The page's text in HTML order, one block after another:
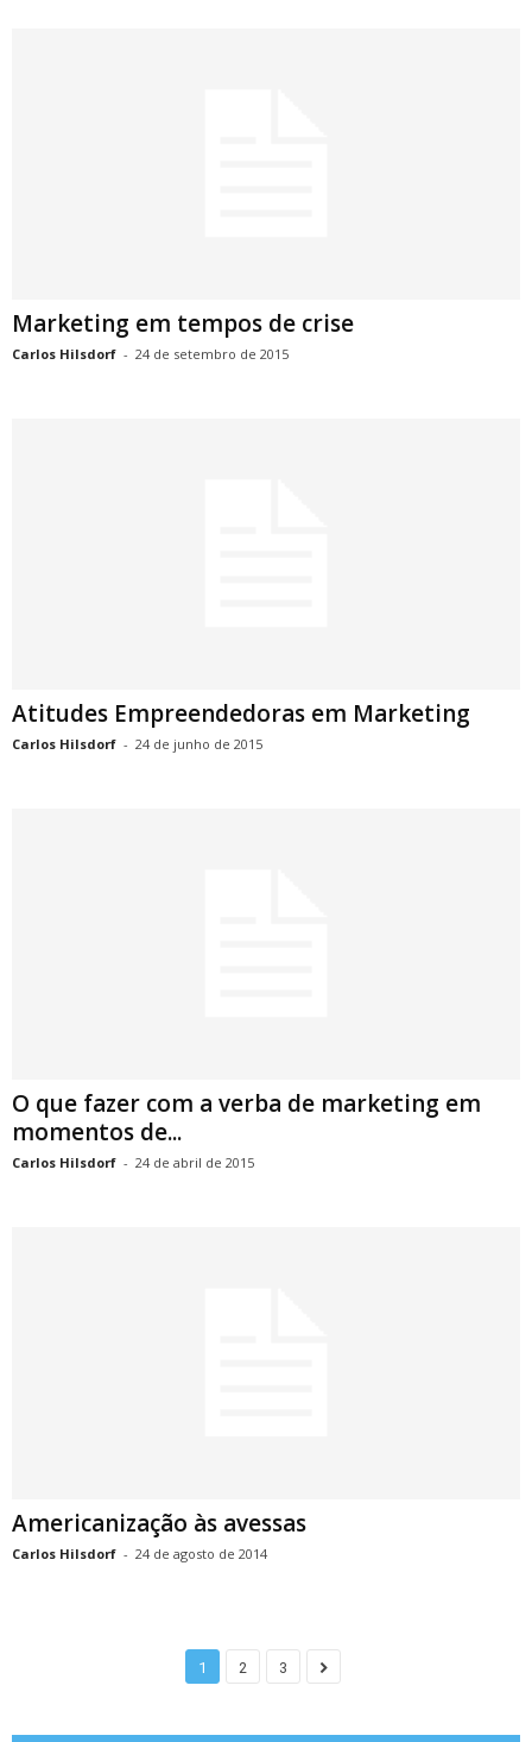
Marketing em tempos de crise
Carlos Hilsdorf - 24 de setembro de 2015
Atitudes Empreendedoras em Marketing
Carlos Hilsdorf - 24 de junho de 2015
O que fazer com a verba de marketing em
momentos de...
Carlos Hilsdorf - 24 de abril de 2015
Americanização às avessas
Carlos Hilsdorf - 24 de agosto de 2014
1 2 3